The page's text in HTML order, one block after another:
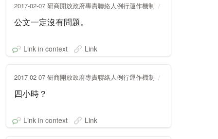
2017-02-07 研商開放政府專責聯絡人例行運作機制
公文一定沒有問題。
Link in context Link
2017-02-07 研商開放政府專責聯絡人例行運作機制
四小時？
Link in context Link